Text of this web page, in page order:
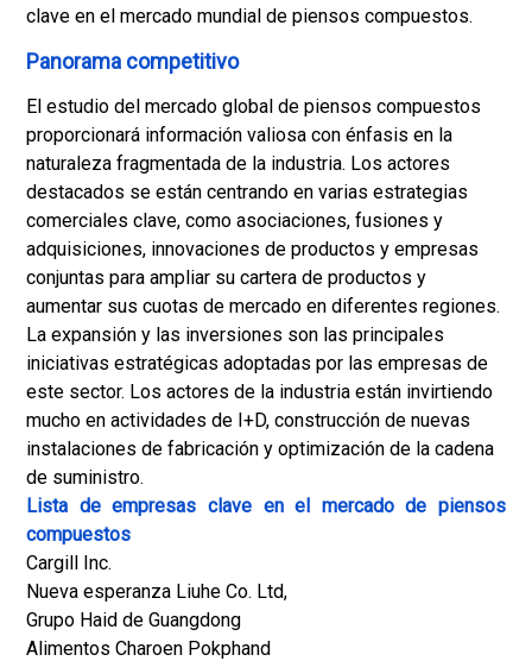
clave en el mercado mundial de piensos compuestos.
Panorama competitivo
El estudio del mercado global de piensos compuestos
proporcionará información valiosa con énfasis en la
naturaleza fragmentada de la industria. Los actores
destacados se están centrando en varias estrategias
comerciales clave, como asociaciones, fusiones y
adquisiciones, innovaciones de productos y empresas
conjuntas para ampliar su cartera de productos y
aumentar sus cuotas de mercado en diferentes regiones.
La expansión y las inversiones son las principales
iniciativas estratégicas adoptadas por las empresas de
este sector. Los actores de la industria están invirtiendo
mucho en actividades de I+D, construcción de nuevas
instalaciones de fabricación y optimización de la cadena
de suministro.
Lista de empresas clave en el mercado de piensos
compuestos
Cargill Inc.
Nueva esperanza Liuhe Co. Ltd,
Grupo Haid de Guangdong
Alimentos Charoen Pokphand